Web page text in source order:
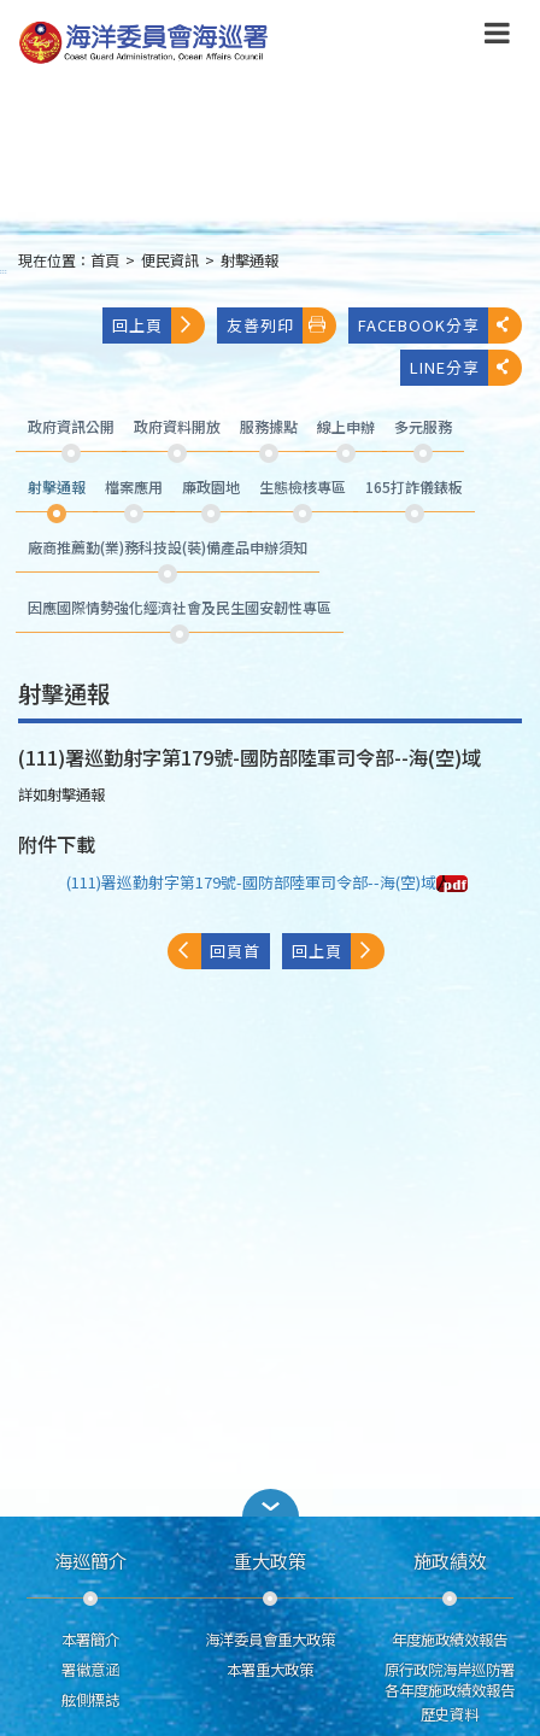
到
主
:::
現在位置： 首頁 > 便民資訊 > 射擊通報
回上頁 友善列印
FACEBOOK分享
LINE分享
政府資訊公開 政府資料開放 服務據點 線上申辦 多元服務
射擊通報 檔案應用 廉政園地 生態檢核專區 165打詐儀錶板
廠商推薦勤(業)務科技設(裝)備產品申辦須知
因應國際情勢強化經濟社會及民生國安韌性專區
射擊通報
(111)署巡勤射字第179號-國防部陸軍司令部--海(空)域
詳如射擊通報
附件下載
(111)署巡勤射字第179號-國防部陸軍司令部--海(空)域
回頁首 回上頁
海巡簡介
本署簡介
署徽意涵
舷側標誌
重大政策
海洋委員會重大政策
本署重大政策
施政績效
年度施政績效報告
原行政院海岸巡防署
各年度施政績效報告
歷史資料